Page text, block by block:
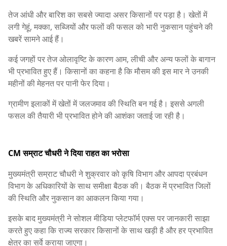
तेज आंधी और बारिश का सबसे ज्यादा असर किसानों पर पड़ा है। खेतों में
लगी गेहूं, मक्का, सब्जियों और फलों की फसल को भारी नुकसान पहुंचने की
खबरें सामने आई हैं।
कई जगहों पर तेज ओलावृष्टि के कारण आम, लीची और अन्य फलों के बागान
भी प्रभावित हुए हैं। किसानों का कहना है कि मौसम की इस मार ने उनकी
महीनों की मेहनत पर पानी फेर दिया।
ग्रामीण इलाकों में खेतों में जलजमाव की स्थिति बन गई है। इससे अगली
फसल की तैयारी भी प्रभावित होने की आशंका जताई जा रही है।
CM सम्राट चौधरी ने दिया राहत का भरोसा
मुख्यमंत्री सम्राट चौधरी ने शुक्रवार को कृषि विभाग और आपदा प्रबंधन
विभाग के अधिकारियों के साथ समीक्षा बैठक की। बैठक में प्रभावित जिलों
की स्थिति और नुकसान का आकलन किया गया।
इसके बाद मुख्यमंत्री ने सोशल मीडिया प्लेटफॉर्म एक्स पर जानकारी साझा
करते हुए कहा कि राज्य सरकार किसानों के साथ खड़ी है और हर प्रभावित
क्षेत्र का सर्वे कराया जाएगा।